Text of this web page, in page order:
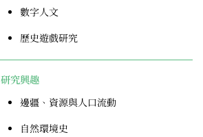
數字人文
歷史遊戲研究
研究興趣
邊疆、資源與人口流動
自然環境史